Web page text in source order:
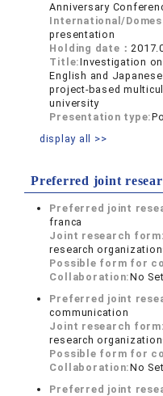
Anniversary
International/
presentation
Holding date：
Title:Investigation
English and
project-based
university
Presentation type:
display all >>
Preferred joint
Preferred joint
franca
Joint research form:
research
Possible form for
Collaboration:No
Preferred joint
communication
Joint research form:
research
Possible form for
Collaboration:No
Preferred joint